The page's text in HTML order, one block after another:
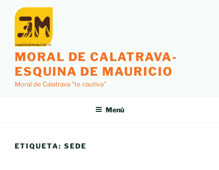
contenido
MORAL DE CALATRAVA-
ESQUINA DE MAURICIO
Moral de Calatrava "te cautiva"
Menú
ETIQUETA: SEDE